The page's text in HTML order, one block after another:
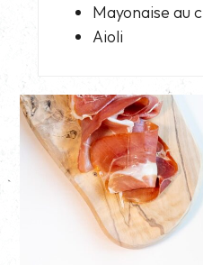
Mayonaise au
Aioli